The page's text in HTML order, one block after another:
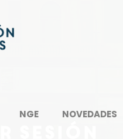
NGE NOVEDADES